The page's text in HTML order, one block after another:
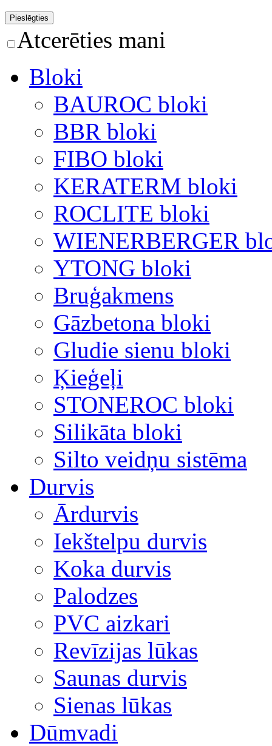
Atcerēties mani
Bloki
BAUROC bloki
BBR bloki
FIBO bloki
KERATERM bloki
ROCLITE bloki
WIENERBERGER
YTONG bloki
Bruģakmens
Gāzbetona bloki
Gludie sienu bloki
Ķieģeļi
STONEROC bloki
Silikāta bloki
Silto veidņu sistēma
Durvis
Ārdurvis
Iekštelpu durvis
Koka durvis
Palodzes
PVC aizkari
Revīzijas lūkas
Saunas durvis
Sienas lūkas
Dūmvadi